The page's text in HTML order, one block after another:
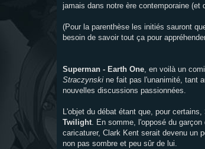
jamais dans notre ère contemporaine (et
(Pour la parenthèse les initiés sauront
besoin de savoir tout ça pour
Superman - Earth One , en voilà un
Straczynski ne fait pas l'unanimité, tant
nouvelles discussions passionnées.
L'objet du débat étant que, pour
Twilight . En somme, l'opposé du
caricaturer, Clark Kent serait devenu un
non pas sombre et peu sûr de lui.